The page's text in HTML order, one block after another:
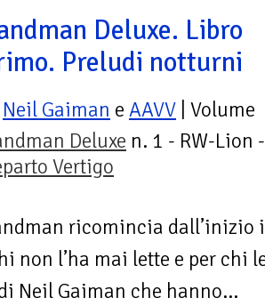
Deluxe. Libro
Preludi notturni
Neil Gaiman e AAVV | Volume
Deluxe n. 1 - RW-Lion -
Vertigo
ricomincia dall’inizio
non l’ha mai lette e per chi
Neil Gaiman che hanno...